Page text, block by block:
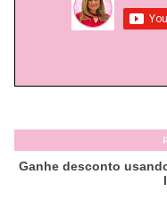
Ganhe desconto